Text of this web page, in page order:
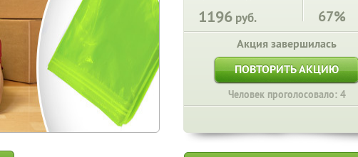
1196 руб. 67%
Акция завершилась
ПОВТОРИТЬ АКЦИЮ
Человек проголосовало: 4